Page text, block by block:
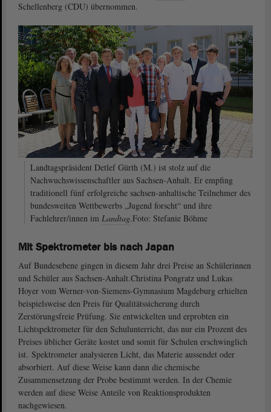
Schellenberg (CDU) übernommen.
Landtagspräsident Detlef Gürth (M.) ist stolz auf die
Nachwuchswissenschaftler aus Sachsen-Anhalt. Er empfing
traditionell fünf erfolgreiche sachsen-anhaltische Teilnehmer des
bundesweiten Wettbewerbs „Jugend forscht“ und ihre
Fachlehrer/innen im Landtag.Foto: Stefanie Böhme
Mit Spektrometer bis nach Japan
Auf Bundesebene gingen in diesem Jahr drei Preise an Schülerinnen
und Schüler aus Sachsen-Anhalt.Christina Pongratz und Lukas
Hoyer vom Werner-von-Siemens-Gymnasium Magdeburg erhielten
beispielsweise den Preis für Qualitätssicherung durch
Zerstörungsfreie Prüfung. Sie entwickelten und erprobten ein
Lichtspektrometer für den Schulunterricht, das nur ein Prozent des
Preises üblicher Geräte kostet und somit für Schulen erschwinglich
ist. Spektrometer analysieren Licht, das Materie aussendet oder
absorbiert. Auf diese Weise kann dann die chemische
Zusammensetzung der Probe bestimmt werden. In der Chemie
werden auf diese Weise Anteile von Reaktionsprodukten
nachgewiesen.